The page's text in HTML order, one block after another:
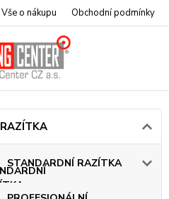
Vše o nákupu Obchodní podmínky
RAZÍTKA
STANDARDNÍ RAZÍTKA